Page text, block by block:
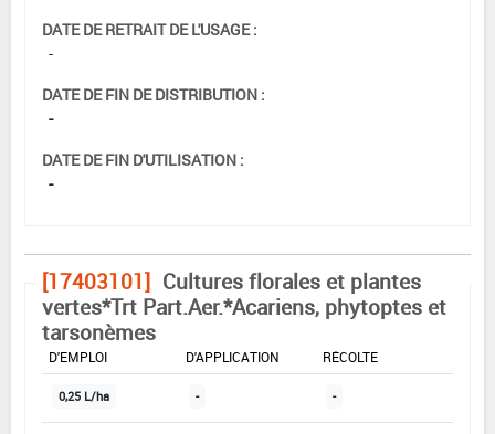
DATE DE RETRAIT DE L'USAGE :
-
DATE DE FIN DE DISTRIBUTION :
-
DATE DE FIN D'UTILISATION :
-
[17403101] Cultures florales et plantes
vertes*Trt Part.Aer.*Acariens, phytoptes et
tarsonèmes
DOSE MAX
D'EMPLOI
D'APPLICATION
RÉCOLTE
0,25 L/ha - -